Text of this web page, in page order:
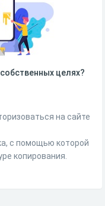
целях?
на сайте
с помощью которой
копирования.